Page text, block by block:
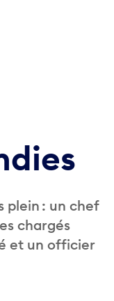
plein : un chef
chargés
et un officier